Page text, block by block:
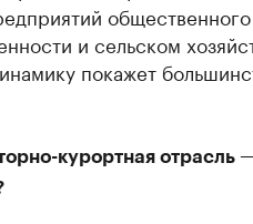
общественного
и сельском
покажет
курортная отрасль